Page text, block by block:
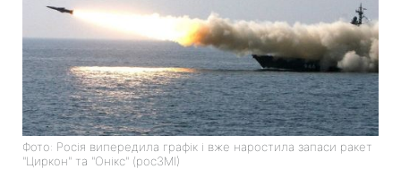
Фото: Росія випередила графік і вже наростила запаси ракет
"Циркон" та "Онікс" (росЗМІ)